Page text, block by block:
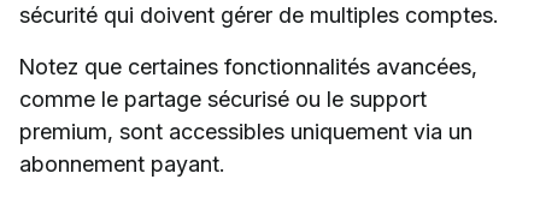
sécurité qui doivent gérer de multiples comptes.
Notez que certaines fonctionnalités avancées,
comme le partage sécurisé ou le support
premium, sont accessibles uniquement via un
abonnement payant.